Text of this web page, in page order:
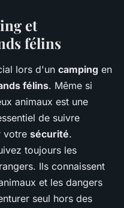
et
félins
lors d'un camping en
félins. Même si
animaux est une
de suivre
votre sécurité.
toujours les
Ils connaissent
et les dangers
seul hors des